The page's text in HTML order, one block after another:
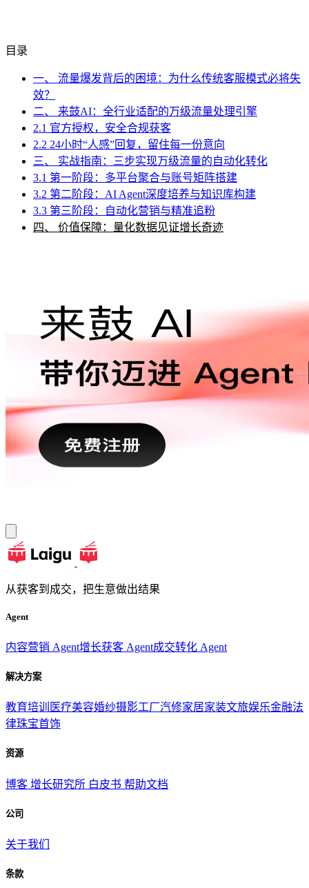
目录
一、 流量爆发背后的困境：为什么传统客服模式必将失
效？
二、 来鼓AI：全行业适配的万级流量处理引擎
2.1 官方授权，安全合规获客
2.2 24小时“人感”回复，留住每一份意向
三、 实战指南：三步实现万级流量的自动化转化
3.1 第一阶段：多平台聚合与账号矩阵搭建
3.2 第二阶段：AI Agent深度培养与知识库构建
3.3 第三阶段：自动化营销与精准追粉
四、 价值保障：量化数据见证增长奇迹
从获客到成交，把生意做出结果
Agent
内容营销 Agent增长获客 Agent成交转化 Agent
解决方案
教育培训 医疗美容婚纱摄影工厂汽修家居家装文旅娱乐金融法
律珠宝首饰
资源
博客 增长研究所 白皮书 帮助文档
公司
关于我们
条款